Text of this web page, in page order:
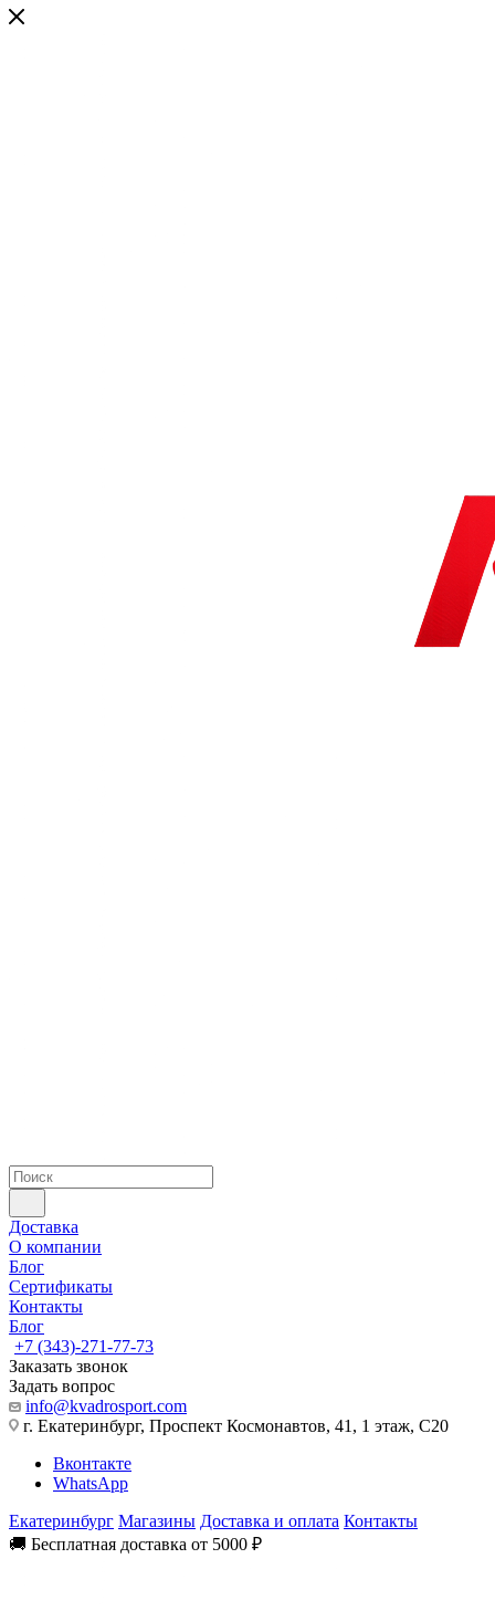
Доставка
О компании
Блог
Сертификаты
Контакты
Блог
+7 (343)-271-77-73
Заказать звонок
Задать вопрос
info@kvadrosport.com
г. Екатеринбург, Проспект Космонавтов, 41, 1 этаж, С20
Вконтакте
WhatsApp
Екатеринбург Магазины Доставка и оплата Контакты
🚚 Бесплатная доставка от 5000 ₽